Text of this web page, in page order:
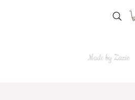
Made by Zazie